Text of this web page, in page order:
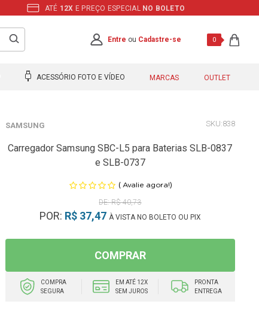
ATÉ 12X E PREÇO ESPECIAL NO BOLETO
Entre ou Cadastre-se 0
ACESSÓRIO FOTO E VÍDEO MARCAS OUTLET
SAMSUNG 838
Carregador Samsung SBC-L5 para Baterias SLB-0837
e SLB-0737
( Avalie agora!)
R$ 40,73
POR: R$ 37,47 À VISTA NO BOLETO OU PIX
COMPRAR
COMPRA
SEGURA
EM ATÉ 12X
SEM JUROS
PRONTA
ENTREGA